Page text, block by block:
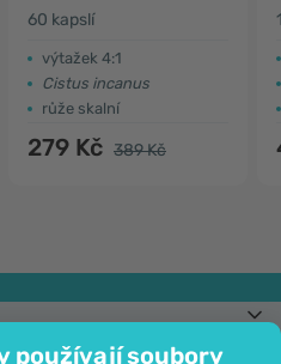
používají soubory
60 kapslí
výtažek 4:1
Cistus incanus
růže skalní
279 Kč 389 Kč